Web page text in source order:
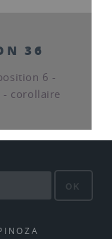
36
6 -
- corollaire
OK